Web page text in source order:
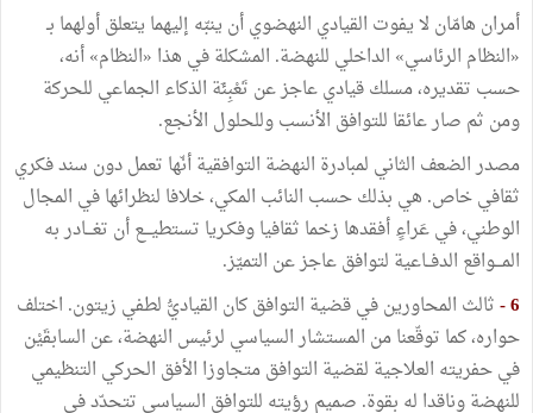
أمران هامّان لا يفوت القيادي النهضوي أن ينبّه إليهما يتعلق أولهما بـ
«النظام الرئاسي» الداخلي للنهضة. المشكلة في هذا «النظام» أنه،
حسب تقديره، مسلك قيادي عاجز عن تَعْبِئَة الذكاء الجماعي للحركة
ومن ثم صار عائقا للتوافق الأنسب وللحلول الأنجع.
مصدر الضعف الثاني لمبادرة النهضة التوافقية أنّها تعمل دون سند فكري
ثقافي خاص. هي بذلك حسب النائب المكي، خلافا لنظرائها في المجال
الوطني، في عَراءٍ أفقدها زخما ثقافيا وفكـريا تستطيـــع أن تغـــادر به
المـــواقع الدفــاعية لتوافق عاجز عن التميّز.
6 - ثالث المحاورين في قضية التوافق كان القياديُّ لطفي زيتون. اختلف
حواره، كما توقّعنا من المستشار السياسي لرئيس النهضة، عن السابقَيْن
في حفريته العلاجية لقضية التوافق متجاوزا الأفق الحركي التنظيمي
للنهضة وناقدا له بقوة. صميم رؤيته للتوافق السياسي تتحدّد في